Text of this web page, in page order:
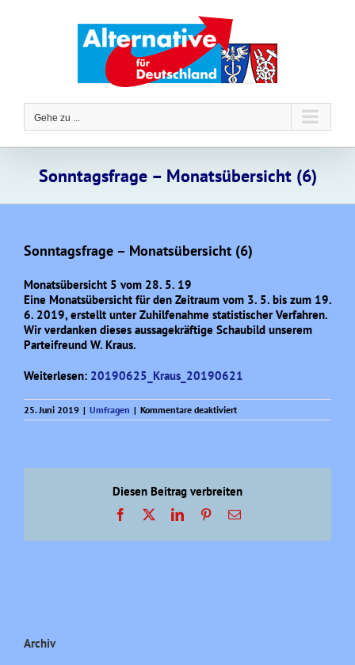
Gehe zu ...
Sonntagsfrage – Monatsübersicht (6)
Sonntagsfrage – Monatsübersicht (6)
Monatsübersicht 5 vom 28. 5. 19
Eine Monatsübersicht für den Zeitraum vom 3. 5. bis zum 19.
6. 2019, erstellt unter Zuhilfenahme statistischer Verfahren.
Wir verdanken dieses aussagekräftige Schaubild unserem
Parteifreund W. Kraus.
Weiterlesen: 20190625_Kraus_20190621
25. Juni 2019 | Umfragen | Kommentare deaktiviertfür
Sonntagsfrage
Diesen Beitrag verbreiten
Facebook LinkedInPinterest
E-
Archiv